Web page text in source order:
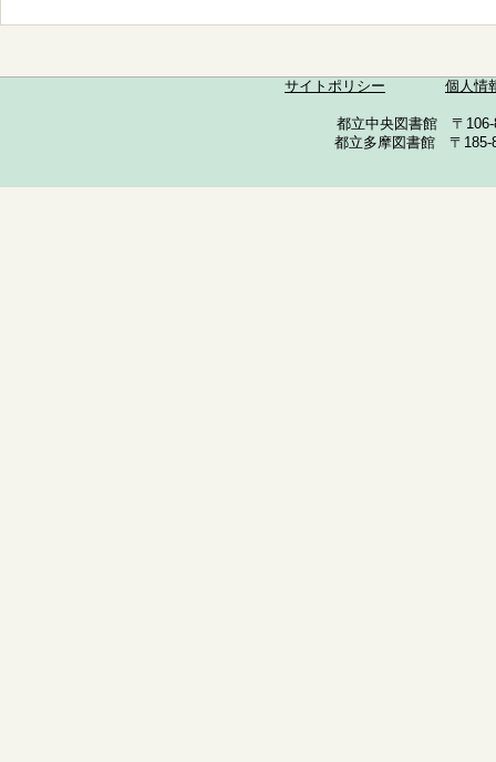
サイトポリシー 個人情
都立中央図書館 〒
都立多摩図書館 〒185-